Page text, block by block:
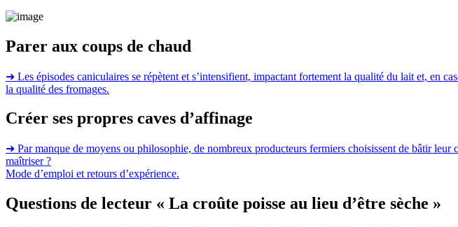
Parer aux coups de chaud
➜ Les épisodes caniculaires se répètent et s’intensifient, impactant fortement la qualité du lait et, en
la qualité des fromages.
Créer ses propres caves d’affinage
➜ Par manque de moyens ou philosophie, de nombreux producteurs fermiers choisissent de bâtir
maîtriser ?
Mode d’emploi et retours d’expérience.
Questions de lecteur « La croûte poisse au lieu d’être sèche »